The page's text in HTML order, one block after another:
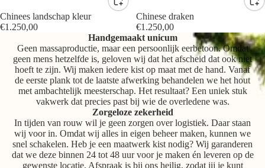
Chinees landschap kleur
€1.250,00
Chinese draken
€1.250,00
Handgemaakt unicum
Geen massaproductie, maar een persoonlijk eerbetoon. Omdat
geen mens hetzelfde is, geloven wij dat het afscheid dat ook niet
hoeft te zijn. Wij maken iedere kist op maat met de hand. Vanaf
de eerste plank tot de laatste afwerking behandelen we het hout
met ambachtelijk meesterschap. Het resultaat? Een uniek stuk
vakwerk dat precies past bij wie de overledene was.
Zorgeloze zekerheid
In tijden van rouw wil je geen zorgen over logistiek. Daar staan
wij voor in. Omdat wij alles in eigen beheer maken, kunnen we
snel schakelen. Heb je een maatwerk kist nodig? Wij garanderen
dat we deze binnen 24 tot 48 uur voor je maken én leveren op de
gewenste locatie. Afspraak is bij ons heilig, zodat jij je kunt